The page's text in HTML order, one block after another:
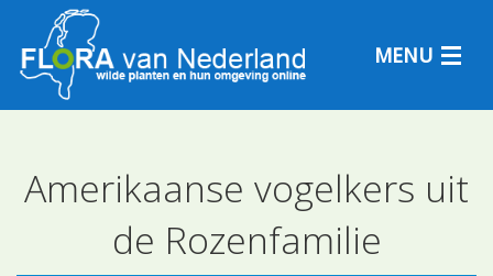
MENU
Plantensoorten
Amerikaanse vogelkers uit
de Rozenfamilie